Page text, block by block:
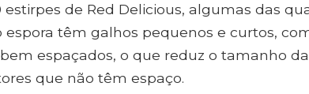
estirpes de Red Delicious, algumas das
espora têm galhos pequenos e curtos,
espaçados, o que reduz o tamanho
que não têm espaço.